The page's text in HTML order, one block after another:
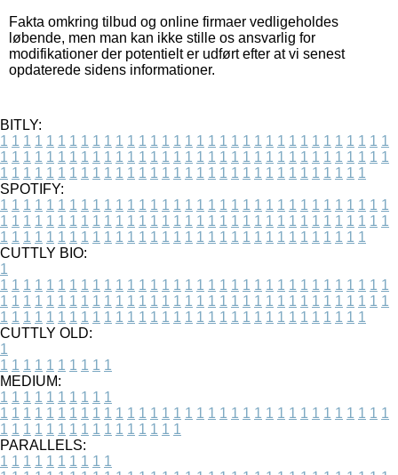
Fakta omkring tilbud og online firmaer vedligeholdes
løbende, men man kan ikke stille os ansvarlig for
modifikationer der potentielt er udført efter at vi senest
opdaterede sidens informationer.
BITLY:
1 1 1 1 1 1 1 1 1 1 1 1 1 1 1 1 1 1 1 1 1 1 1 1 1 1 1 1 1 1 1 1 1 1
1 1 1 1 1 1 1 1 1 1 1 1 1 1 1 1 1 1 1 1 1 1 1 1 1 1 1 1 1 1 1 1 1 1
1 1 1 1 1 1 1 1 1 1 1 1 1 1 1 1 1 1 1 1 1 1 1 1 1 1 1 1 1 1 1 1
SPOTIFY:
1 1 1 1 1 1 1 1 1 1 1 1 1 1 1 1 1 1 1 1 1 1 1 1 1 1 1 1 1 1 1 1 1 1
1 1 1 1 1 1 1 1 1 1 1 1 1 1 1 1 1 1 1 1 1 1 1 1 1 1 1 1 1 1 1 1 1 1
1 1 1 1 1 1 1 1 1 1 1 1 1 1 1 1 1 1 1 1 1 1 1 1 1 1 1 1 1 1 1 1
CUTTLY BIO:
1
1 1 1 1 1 1 1 1 1 1 1 1 1 1 1 1 1 1 1 1 1 1 1 1 1 1 1 1 1 1 1 1 1 1
1 1 1 1 1 1 1 1 1 1 1 1 1 1 1 1 1 1 1 1 1 1 1 1 1 1 1 1 1 1 1 1 1 1
1 1 1 1 1 1 1 1 1 1 1 1 1 1 1 1 1 1 1 1 1 1 1 1 1 1 1 1 1 1 1 1
CUTTLY OLD:
1
1 1 1 1 1 1 1 1 1 1
MEDIUM:
1 1 1 1 1 1 1 1 1 1
1 1 1 1 1 1 1 1 1 1 1 1 1 1 1 1 1 1 1 1 1 1 1 1 1 1 1 1 1 1 1 1 1 1
1 1 1 1 1 1 1 1 1 1 1 1 1 1 1 1
PARALLELS:
1 1 1 1 1 1 1 1 1 1